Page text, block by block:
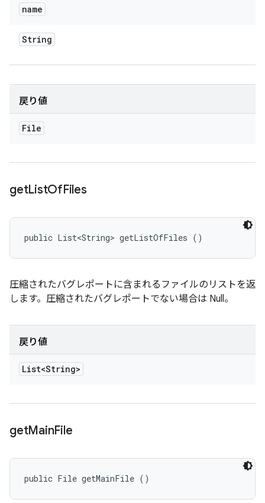
name
String
戻り値
File
getListOfFiles
public List<String> getListOfFiles ()
圧縮されたバグレポートに含まれるファイルのリストを返
します。圧縮されたバグレポートでない場合は Null。
戻り値
List<String>
getMainFile
public File getMainFile ()